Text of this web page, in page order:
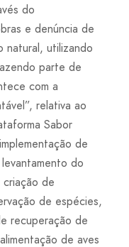
do
e denúncia de
natural, utilizando
parte de
com a
relativa ao
Sabor
de
do
de
de espécies,
recuperação de
de aves